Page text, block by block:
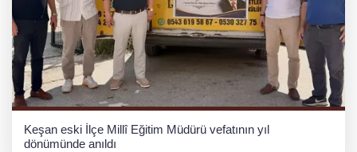
Keşan eski İlçe Millî Eğitim Müdürü vefatının yıl
dönümünde anıldı